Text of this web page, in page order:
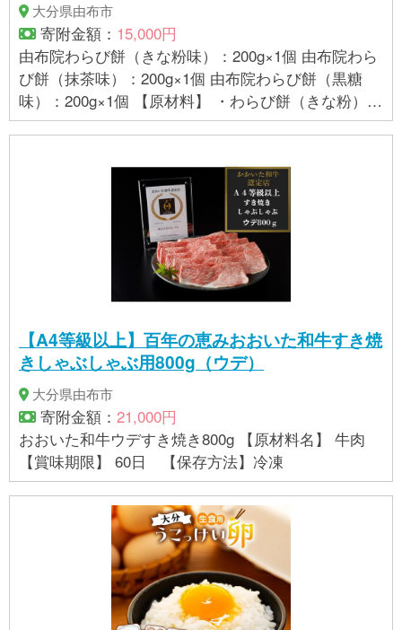
大分県由布市
寄附金額： 15,000円
由布院わらび餅（きな粉味）：200g×1個 由布院わら
び餅（抹茶味）：200g×1個 由布院わらび餅（黒糖
味）：200g×1個 【原材料】 ・わらび餅（きな粉）：
甜菜糖、わらび粉、塩／別添：きな粉（大豆）、黒
塩／別添：抹茶きな粉（大豆）、黒蜜 ・わらび餅
（黒糖きな粉）：粗糖、黒糖、糖蜜、わらび粉、塩
／別添：きな粉（大豆）、黒蜜 【賞味期限】 製造日
から14日（冷暗所にて保存） 【アレルギー】 大豆 ※
表示内容に関しては各事業者の指定に基づき掲載し
ており、一切の内容を保証するものではございませ
ん。 ※ご不明の点がございましたら事業者まで直接お
【A4等級以上】百年の恵みおおいた和牛すき焼
きしゃぶしゃぶ用800g（ウデ）
大分県由布市
寄附金額： 21,000円
おおいた和牛ウデすき焼き800g 【原材料名】 牛肉
【賞味期限】 60日 【保存方法】冷凍